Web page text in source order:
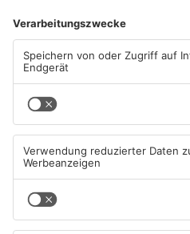
Mehr aus
Primaveraland